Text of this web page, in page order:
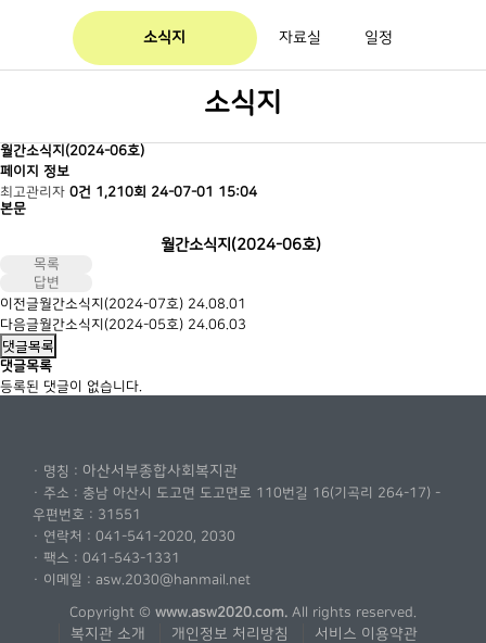
소식지 자료실 일정
소식지
월간소식지(2024-06호)
페이지 정보
최고관리자 0건 1,210회 24-07-01 15:04
본문
월간소식지(2024-06호)
목록
답변
이전글월간소식지(2024-07호) 24.08.01
다음글월간소식지(2024-05호) 24.06.03
댓글목록
댓글목록
등록된 댓글이 없습니다.
· 명칭 : 아산서부종합사회복지관
· 주소 : 충남 아산시 도고면 도고면로 110번길 16(기곡리 264-17) -
우편번호 : 31551
· 연락처 : 041-541-2020, 2030
· 팩스 : 041-543-1331
· 이메일 : asw.2030@hanmail.net
Copyright © www.asw2020.com. All rights reserved.
복지관 소개 개인정보 처리방침 서비스 이용약관